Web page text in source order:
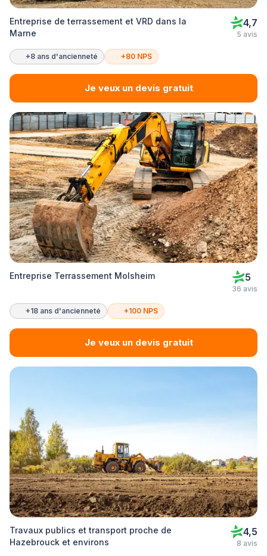
Entreprise de terrassement et VRD dans la
Marne
4,7
5 avis
+8 ans d'ancienneté +80 NPS
Je veux un devis gratuit
Entreprise Terrassement Molsheim 5
36 avis
+18 ans d'ancienneté +100 NPS
Je veux un devis gratuit
Travaux publics et transport proche de
Hazebrouck et environs
4,5
8 avis